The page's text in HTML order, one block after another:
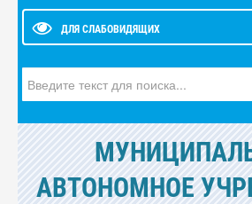
ДЛЯ СЛАБОВИДЯЩИХ
АВТОНОМНОЕ